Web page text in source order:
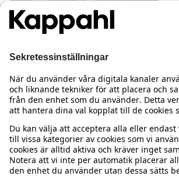
Behöver du hjälp?
Kundservice
Vanliga frågor
Beställning & retur
Kappahl Club
Logga in
Kappahl Club
Om oss
Om Kappahl Group
Villkor & policy